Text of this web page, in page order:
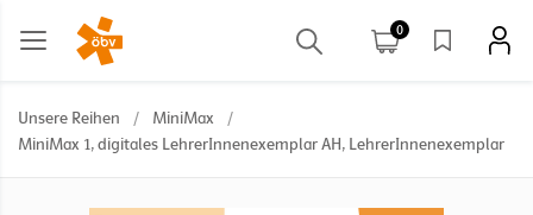
0
Unsere Reihen / MiniMax
/
MiniMax 1, digitales LehrerInnenexemplar AH, LehrerInnenexemplar